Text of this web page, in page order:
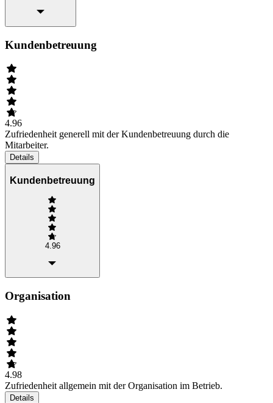
Kundenbetreuung
4.96
Zufriedenheit generell mit der Kundenbetreuung durch die
Mitarbeiter.
Details
Kundenbetreuung
4.96
Organisation
4.98
Zufriedenheit allgemein mit der Organisation im Betrieb.
Details